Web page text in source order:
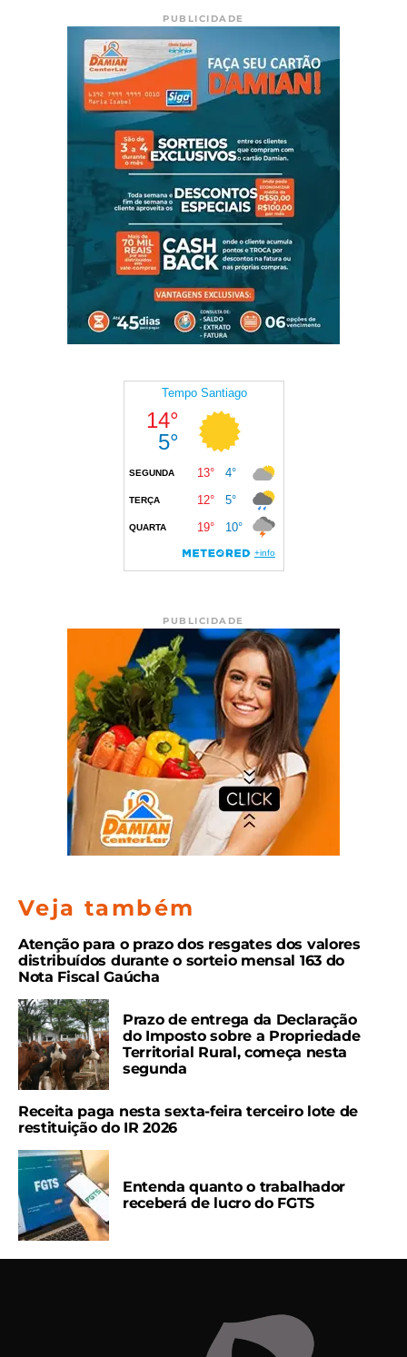
PUBLICIDADE
PUBLICIDADE
Veja também
Atenção para o prazo dos resgates dos valores
distribuídos durante o sorteio mensal 163 do
Nota Fiscal Gaúcha
Prazo de entrega da Declaração
do Imposto sobre a Propriedade
Territorial Rural, começa nesta
segunda
Receita paga nesta sexta-feira terceiro lote de
restituição do IR 2026
Entenda quanto o trabalhador
receberá de lucro do FGTS